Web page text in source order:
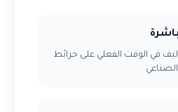
في الوقت الفعلي على خرائط